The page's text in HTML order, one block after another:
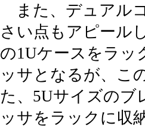
また、デュアル
さい点もアピール
の1Uケースをラッ
ッサとなるが、こ
た、5Uサイズのブ
ッサをラックに収